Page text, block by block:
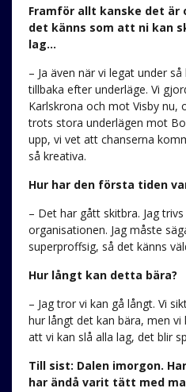
Framför allt kanske det
det känns som att ni kan
lag…
– Ja även när vi legat under
tillbaka efter underläge. Vi
Karlskrona och mot Visby nu,
trots stora underlägen mot
upp, vi vet att chanserna
så kreativa.
Hur har den första tiden
– Det har gått skitbra. Jag
organisationen. Jag måste
superproffsig, så det känns
Hur långt kan detta bära?
– Jag tror vi kan gå långt. Vi
hur långt det kan bära, men
att vi kan slå alla lag, det blir
Till sist: Dalen imorgon.
har ändå varit tätt med